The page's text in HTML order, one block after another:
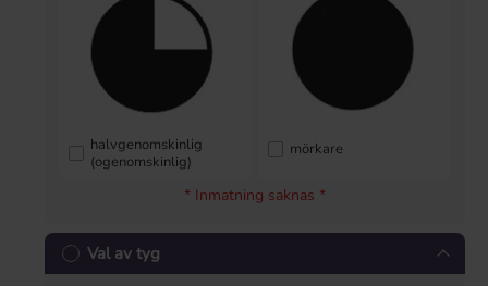
halvgenomskinlig
(ogenomskinlig)
mörkare
* Inmatning saknas *
Val av tyg